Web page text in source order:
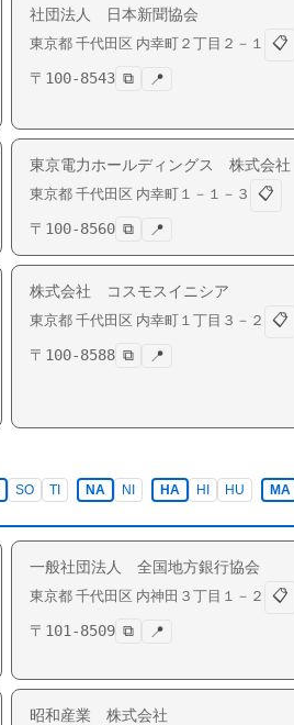
社団法人 日本新聞協会
東京都 千代田区 内幸町 ２丁目２－１
📋
〒 100-8543 ⧉ 📍
東京電力ホールディングス 株式会社
東京都 千代田区 内幸町 １－１－３
📋
〒 100-8560 ⧉ 📍
株式会社 コスモスイニシア
東京都 千代田区 内幸町 １丁目３－２
📋
〒 100-8588 ⧉ 📍
SO TI NA NI HA HI HU MA
一般社団法人 全国地方銀行協会
東京都 千代田区 内神田 ３丁目１－２
📋
〒 101-8509 ⧉ 📍
昭和産業 株式会社